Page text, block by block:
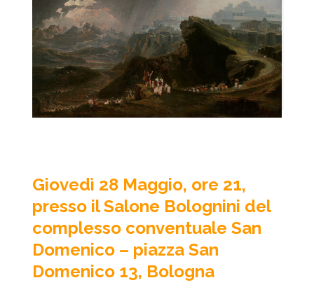
Giovedì 28 Maggio, ore 21,
presso il Salone Bolognini del
complesso conventuale San
Domenico – piazza San
Domenico 13, Bologna